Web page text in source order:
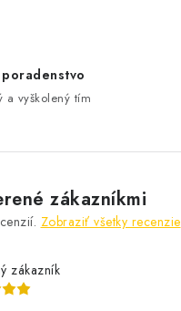
od zmluvy
tovaru
a vyškolený tím
zákazníkmi
Zobraziť všetky recenzie
zákazník